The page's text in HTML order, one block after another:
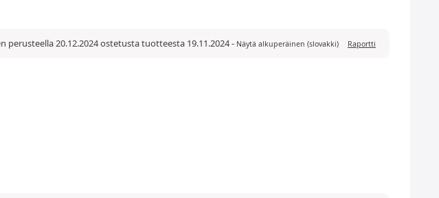
20.12.2024 ostetusta tuotteesta 19.11.2024- Näytä alkuperäinen (slovakki) Raportti